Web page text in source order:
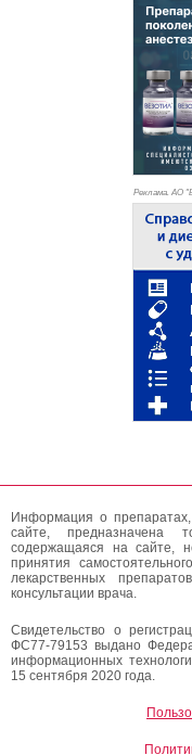
Реклама. АО
Информация о
сайте, предназначена
содержащаяся на сайте,
принятия
лекарственных
консультации врача.
Свидетельство о
ФС77-79153 выдано
информационных
15 сентября 2020 года.